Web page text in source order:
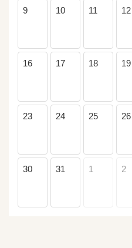
9 10 11 12
16 17 18 19
23 24 25 26
30 31 1 2